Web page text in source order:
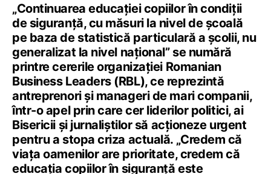
„Continuarea educației copiilor în condiții
de siguranță, cu măsuri la nivel de școală
pe baza de statistică particulară a școlii, nu
generalizat la nivel național” se numără
printre cererile organizației Romanian
Business Leaders (RBL), ce reprezintă
antreprenori și manageri de mari companii,
într-o apel prin care cer liderilor politici, ai
Bisericii și jurnaliștilor să acționeze urgent
pentru a stopa criza actuală. „Credem că
viața oamenilor are prioritate, credem că
educația copiilor în siguranță este